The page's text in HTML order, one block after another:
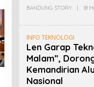
BANDUNG STORY 18
INFO TEKNOLOGI
Len Garap
Malam”,
Kemandirian
Nasional